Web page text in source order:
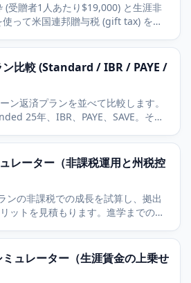
(受贈者1人あたり$19,000) と生涯非
って米国連邦贈与税 (gift tax) を計
ン比較 (Standard / IBR / PAYE /
ン返済プランを並べて比較します。
25年、IBR、PAYE、SAVE。それ
レーター（非課税運用と州税控
ンの非課税での成長を試算し、拠出
ットを見積もります。進学までの毎
ュレーター（生涯賃金の上乗せ